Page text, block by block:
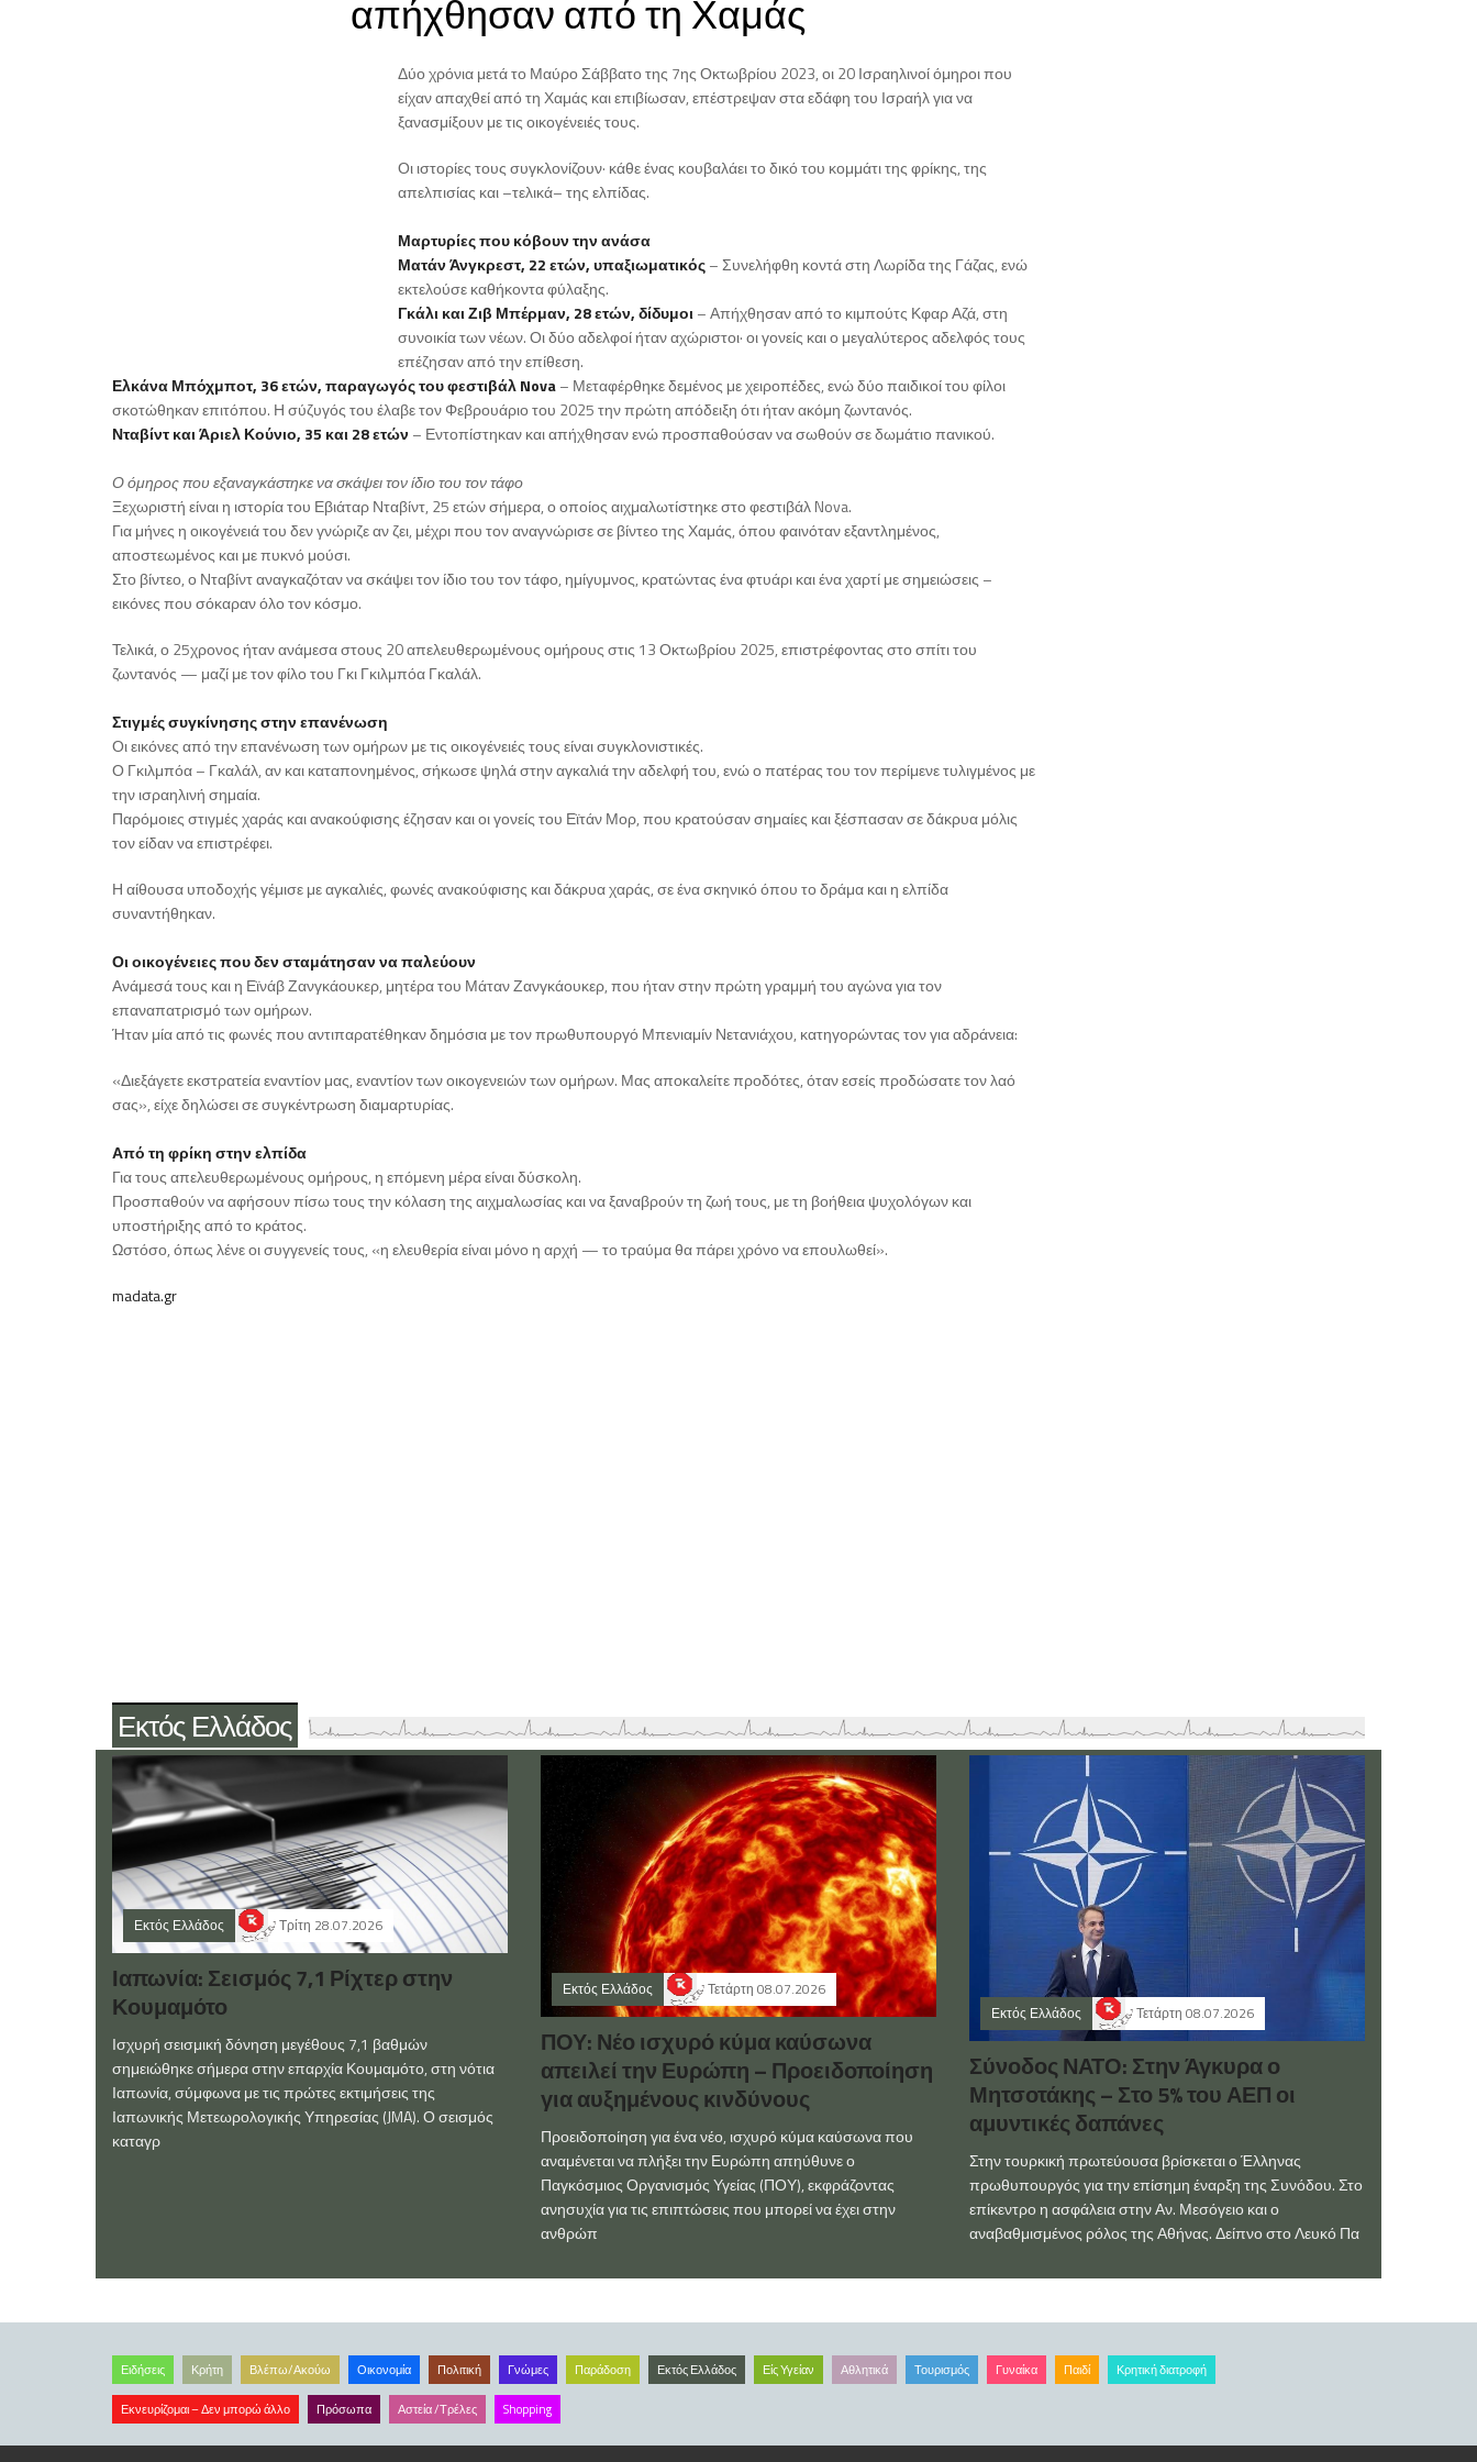
απήχθησαν από τη Χαμάς
Δύο χρόνια μετά το Μαύρο Σάββατο της 7ης Οκτωβρίου 2023, οι 20 Ισραηλινοί όμηροι που
είχαν απαχθεί από τη Χαμάς και επιβίωσαν, επέστρεψαν στα εδάφη του Ισραήλ για να
ξανασμίξουν με τις οικογένειές τους.
Οι ιστορίες τους συγκλονίζουν· κάθε ένας κουβαλάει το δικό του κομμάτι της φρίκης, της
απελπισίας και –τελικά– της ελπίδας.
Μαρτυρίες που κόβουν την ανάσα
Ματάν Άνγκρεστ, 22 ετών, υπαξιωματικός– Συνελήφθη κοντά στη Λωρίδα της Γάζας, ενώ
εκτελούσε καθήκοντα φύλαξης.
Γκάλι και Ζιβ Μπέρμαν, 28 ετών, δίδυμοι– Απήχθησαν από το κιμπούτς Κφαρ Αζά, στη
συνοικία των νέων. Οι δύο αδελφοί ήταν αχώριστοι· οι γονείς και ο μεγαλύτερος αδελφός τους
επέζησαν από την επίθεση.
Ελκάνα Μπόχμποτ, 36 ετών, παραγωγός του φεστιβάλ Nova– Μεταφέρθηκε δεμένος με χειροπέδες, ενώ δύο παιδικοί του φίλοι
σκοτώθηκαν επιτόπου. Η σύζυγός του έλαβε τον Φεβρουάριο του 2025 την πρώτη απόδειξη ότι ήταν ακόμη ζωντανός.
Νταβίντ και Άριελ Κούνιο, 35 και 28 ετών– Εντοπίστηκαν και απήχθησαν ενώ προσπαθούσαν να σωθούν σε δωμάτιο πανικού.
Ο όμηρος που εξαναγκάστηκε να σκάψει τον ίδιο του τον τάφο
Ξεχωριστή είναι η ιστορία του Εβιάταρ Νταβίντ, 25 ετών σήμερα, ο οποίος αιχμαλωτίστηκε στο φεστιβάλ Nova.
Για μήνες η οικογένειά του δεν γνώριζε αν ζει, μέχρι που τον αναγνώρισε σε βίντεο της Χαμάς, όπου φαινόταν εξαντλημένος,
αποστεωμένος και με πυκνό μούσι.
Στο βίντεο, ο Νταβίντ αναγκαζόταν να σκάψει τον ίδιο του τον τάφο, ημίγυμνος, κρατώντας ένα φτυάρι και ένα χαρτί με σημειώσεις –
εικόνες που σόκαραν όλο τον κόσμο.
Τελικά, ο 25χρονος ήταν ανάμεσα στους 20 απελευθερωμένους ομήρους στις 13 Οκτωβρίου 2025, επιστρέφοντας στο σπίτι του
ζωντανός — μαζί με τον φίλο του Γκι Γκιλμπόα Γκαλάλ.
Στιγμές συγκίνησης στην επανένωση
Οι εικόνες από την επανένωση των ομήρων με τις οικογένειές τους είναι συγκλονιστικές.
Ο Γκιλμπόα – Γκαλάλ, αν και καταπονημένος, σήκωσε ψηλά στην αγκαλιά την αδελφή του, ενώ ο πατέρας του τον περίμενε τυλιγμένος με
την ισραηλινή σημαία.
Παρόμοιες στιγμές χαράς και ανακούφισης έζησαν και οι γονείς του Εϊτάν Μορ, που κρατούσαν σημαίες και ξέσπασαν σε δάκρυα μόλις
τον είδαν να επιστρέφει.
Η αίθουσα υποδοχής γέμισε με αγκαλιές, φωνές ανακούφισης και δάκρυα χαράς, σε ένα σκηνικό όπου το δράμα και η ελπίδα
συναντήθηκαν.
Οι οικογένειες που δεν σταμάτησαν να παλεύουν
Ανάμεσά τους και η Εϊνάβ Ζανγκάουκερ, μητέρα του Μάταν Ζανγκάουκερ, που ήταν στην πρώτη γραμμή του αγώνα για τον
επαναπατρισμό των ομήρων.
Ήταν μία από τις φωνές που αντιπαρατέθηκαν δημόσια με τον πρωθυπουργό Μπενιαμίν Νετανιάχου, κατηγορώντας τον για αδράνεια:
«Διεξάγετε εκστρατεία εναντίον μας, εναντίον των οικογενειών των ομήρων. Μας αποκαλείτε προδότες, όταν εσείς προδώσατε τον λαό
σας», είχε δηλώσει σε συγκέντρωση διαμαρτυρίας.
Από τη φρίκη στην ελπίδα
Για τους απελευθερωμένους ομήρους, η επόμενη μέρα είναι δύσκολη.
Προσπαθούν να αφήσουν πίσω τους την κόλαση της αιχμαλωσίας και να ξαναβρούν τη ζωή τους, με τη βοήθεια ψυχολόγων και
υποστήριξης από το κράτος.
Ωστόσο, όπως λένε οι συγγενείς τους, «η ελευθερία είναι μόνο η αρχή — το τραύμα θα πάρει χρόνο να επουλωθεί».
madata.gr
Εκτός Ελλάδος
Εκτός Ελλάδος Τρίτη 28.07.2026
Ιαπωνία: Σεισμός 7,1 Ρίχτερ στην
Κουμαμότο
Ισχυρή σεισμική δόνηση μεγέθους 7,1 βαθμών
σημειώθηκε σήμερα στην επαρχία Κουμαμότο, στη νότια
Ιαπωνία, σύμφωνα με τις πρώτες εκτιμήσεις της
Ιαπωνικής Μετεωρολογικής Υπηρεσίας (JMA). Ο σεισμός
καταγρ
Εκτός Ελλάδος Τετάρτη 08.07.2026
ΠΟΥ: Νέο ισχυρό κύμα καύσωνα
απειλεί την Ευρώπη – Προειδοποίηση
για αυξημένους κινδύνους
Προειδοποίηση για ένα νέο, ισχυρό κύμα καύσωνα που
αναμένεται να πλήξει την Ευρώπη απηύθυνε ο
Παγκόσμιος Οργανισμός Υγείας (ΠΟΥ), εκφράζοντας
ανησυχία για τις επιπτώσεις που μπορεί να έχει στην
ανθρώπ
Εκτός Ελλάδος Τετάρτη 08.07.2026
Σύνοδος ΝΑΤΟ: Στην Άγκυρα ο
Μητσοτάκης – Στο 5% του ΑΕΠ οι
αμυντικές δαπάνες
Στην τουρκική πρωτεύουσα βρίσκεται ο Έλληνας
πρωθυπουργός για την επίσημη έναρξη της Συνόδου. Στο
επίκεντρο η ασφάλεια στην Αν. Μεσόγειο και ο
αναβαθμισμένος ρόλος της Αθήνας. Δείπνο στο Λευκό Πα
Ειδήσεις Κρήτη Βλέπω/Ακούω Οικονομία Πολιτική Γνώμες Παράδοση Εκτός Ελλάδος Είς Υγείαν Αθλητικά Τουρισμός Γυναίκα Παιδί Κρητική διατροφή
Εκνευρίζομαι – Δεν μπορώ άλλο Πρόσωπα Αστεία /Τρέλες Shopping